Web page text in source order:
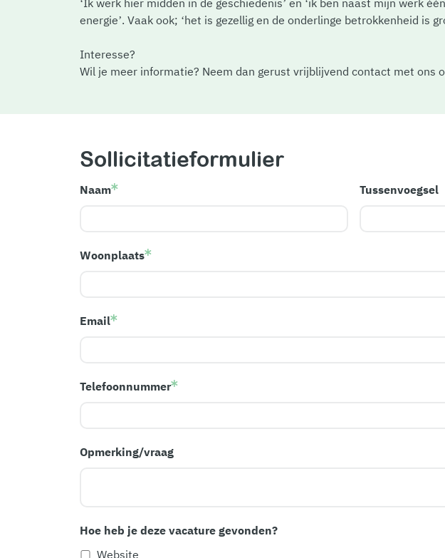
‘Ik werk hier midden in de geschiedenis’ en ‘ik ben naast mijn werk
energie’. Vaak ook; ‘het is gezellig en de onderlinge betrokkenheid is
Interesse?
Wil je meer informatie? Neem dan gerust vrijblijvend contact met ons
Sollicitatieformulier
Naam Tussenvoegsel
Woonplaats
Email
Telefoonnummer
Opmerking/vraag
Hoe heb je deze vacature gevonden?
Website